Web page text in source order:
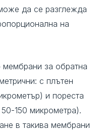
да се разглежда
на
мембрани за обратна
с плътен
и пореста
150 микрометра).
в такива мембрани